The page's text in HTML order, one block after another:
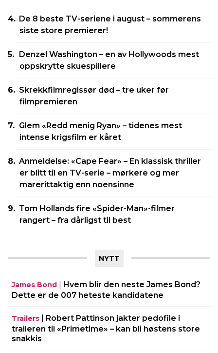
De 8 beste TV-seriene i august – sommerens
siste store premierer!
Denzel Washington – en av Hollywoods mest
oppskrytte skuespillere
Skrekkfilmregissør død – tre uker før
filmpremieren
Glem «Redd menig Ryan» – tidenes mest
intense krigsfilm er kåret
Anmeldelse: «Cape Fear» – En klassisk thriller
er blitt til en TV-serie – mørkere og mer
marerittaktig enn noensinne
Tom Hollands fire «Spider-Man»-filmer
rangert – fra dårligst til best
NYTT
James Bond
Hvem blir den neste James Bond?
Dette er de 007 heteste kandidatene
Trailers
Robert Pattinson jakter pedofile i
traileren til «Primetime» – kan bli høstens store
snakkis